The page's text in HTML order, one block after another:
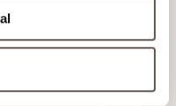
höga utsläpp av
den största
som
i beaktande med